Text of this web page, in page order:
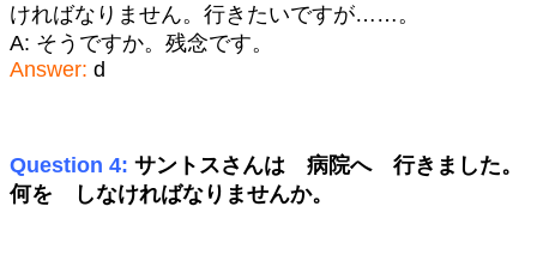
ければなりません。行きたいですが……。
A: そうですか。残念です。
Answer: d
Question 4: サントスさんは 病院へ 行きました。
何を しなければなりませんか。